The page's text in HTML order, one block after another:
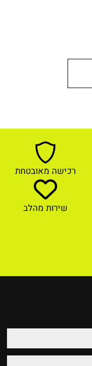
רכישה מאובטחת
שירות מהלב